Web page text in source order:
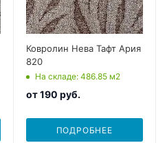
Ковролин Нева Тафт Ария
820
На складе: 486.85 м2
от190 руб.
ПОДРОБНЕЕ